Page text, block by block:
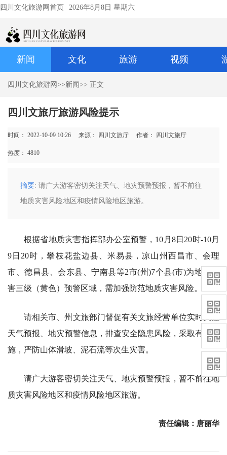
四川文化旅游网首页 2026年8月8日 星期六
新闻 文化 旅游 视频
四川文化旅游网 >>新闻>> 正文
四川文旅厅旅游风险提示
时间： 2022-10-09 10:26 来源： 四川文旅厅 作者： 四川文旅厅
热度： 4810
摘要: 请广大游客密切关注天气、地灾预警预报，暂不前往
地质灾害风险地区和疫情风险地区旅游。
根据省地质灾害指挥部办公室预警，10月8日20时-10月
9日20时，攀枝花盐边县、米易县，凉山州西昌市、会理
市、德昌县、会东县、宁南县等2市(州)7个县(市)为地质灾
害三级（黄色）预警区域，需加强防范地质灾害风险。
请相关市、州文旅部门督促有关文旅经营单位实时关注
天气预报、地灾预警信息，排查安全隐患风险，采取有效措
施，严防山体滑坡、泥石流等次生灾害。
请广大游客密切关注天气、地灾预警预报，暂不前往地
质灾害风险地区和疫情风险地区旅游。
责任编辑：唐丽华